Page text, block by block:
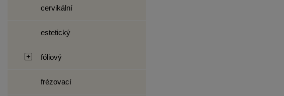
cervikální
estetický
fóliový
frézovací